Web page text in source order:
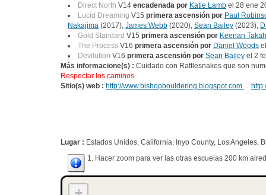
Direct North V14 encadenada por Katie Lamb el 28 ene
Lucid Dreaming V15 primera ascensión por Paul
Nakajima (2017), James Webb (2020), Sean Bailey (2023),
Gold Standard V15 primera ascensión por Keenan
The Process V16 primera ascensión por Daniel Woods
Devilution V16 primera ascensión por Sean Bailey el 2
Más informacione(s) : Cuidado con Rattlesnakes que son
Respectar los caminos.
Sitio(s) web : http://www.bishopbouldering.blogspot.com
Lugar : Estados Unidos, California, Inyo County, Los Angeles,
1. Hacer zoom para ver las otras escuelas 200 km